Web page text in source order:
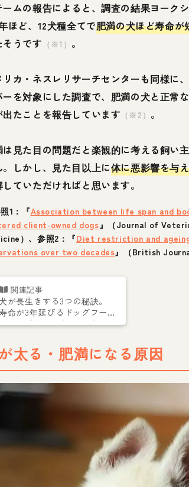
ームの報告によると、調査の結果ヨーク
ほど、12犬種全てで肥満の犬ほど寿命が
そうです （※1） 。
リカ・ネスレリサーチセンターも同様に
ーを対象にした調査で、肥満の犬と正常
出たことを報告しています （※2） 。
は見た目の問題だと楽観的に考える飼い
。しかし、見た目以上に体に悪影響を与
ていただければと思います。
1：『Association between life span and
client‐owned dogs』（Journal of
）、参照2：『Diet restriction and
over two decades』（British
が長生きする3つの秘訣。
命が3年延びるドッグフー
とは【犬の食育 Vol.8】
太る・肥満になる原因